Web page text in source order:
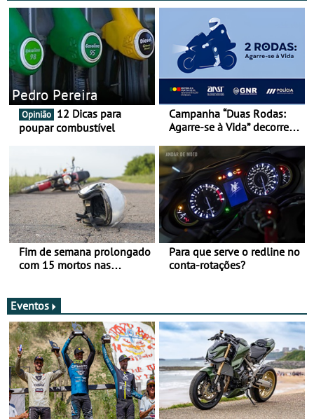
Pedro Pereira
Opinião
poupar combustível
Campanha “Duas Rodas:
Agarre-se à Vida” decorre
Fim de semana prolongado
com 15 mortos nas
Para que serve o redline no
conta-rotações?
Eventos